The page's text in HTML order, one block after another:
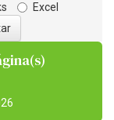
Excel